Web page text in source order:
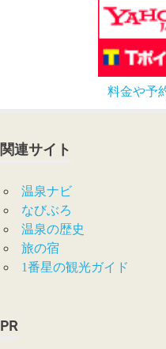
料金や予
関連サイト
温泉ナビ
なびぶろ
温泉の歴史
旅の宿
1番星の観光ガイド
PR